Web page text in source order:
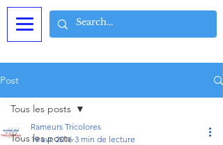
Post
Tous les posts
Tous les posts
Rameurs Tricolores
19 avr. 2016 3 min de lecture